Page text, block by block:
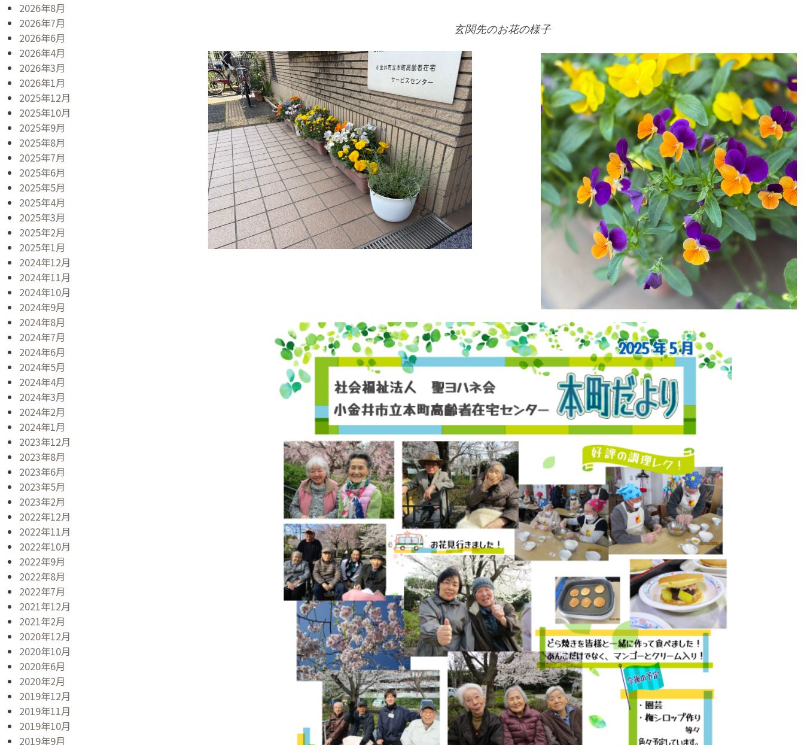
玄関先のお花の様子
2026年8月
2026年7月
2026年6月
2026年4月
2026年3月
2026年1月
2025年12月
2025年10月
2025年9月
2025年8月
2025年7月
2025年6月
2025年5月
2025年4月
2025年3月
2025年2月
2025年1月
2024年12月
2024年11月
2024年10月
2024年9月
2024年8月
2024年7月
2024年6月
2024年5月
2024年4月
2024年3月
2024年2月
2024年1月
2023年12月
2023年8月
2023年6月
2023年5月
2023年2月
2022年12月
2022年11月
2022年10月
2022年9月
2022年8月
2022年7月
2021年12月
2021年2月
2020年12月
2020年10月
2020年6月
2020年2月
2019年12月
2019年11月
2019年10月
2019年9月